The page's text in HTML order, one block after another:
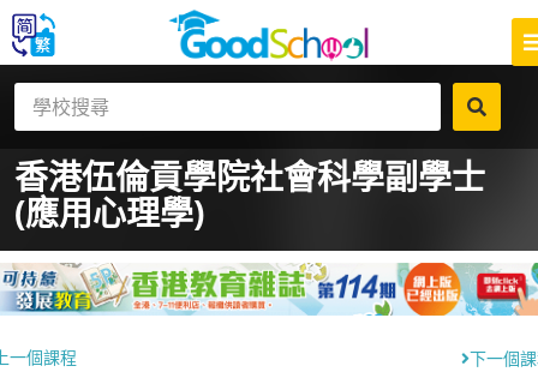
香港伍倫貢學院社會科學副學士
(應用心理學)
一個課程 下一個